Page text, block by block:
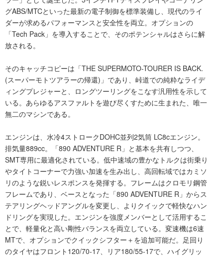
グABS/MTCといった最新の電子制御を標準装備し、現代のライ
ダーが求めるパフォーマンスと安全性を両立。オプションの
「Tech Pack」を導入することで、そのポテンシャルはさらに解
放される。
そのキャッチコピーは「THE SUPERMOTO-TOURER IS BACK.
(スーパーモトツアラーの帰還)」であり、峠道での純粋なライデ
ィングプレジャーと、ロングツーリングをこなす汎用性を示して
いる。あらゆるアスファルトを遊び尽くすために生まれた、唯一
無二のマシンである。
エンジンは、水冷4ストロークDOHC並列2気筒 LC8cエンジン。
排気量889cc。「890 ADVENTURE R」と基本を共有しつつ、
SMT専用に最適化されている。低中速域の豊かなトルクは街乗り
やタイトコーナーで力強い加速を生み出し、高回転域ではカミソ
リのような鋭いレスポンスを発揮する。フレームはクロモリ鋼管
フレームであり、ベースとなった「890 ADVENTURE R」からス
テアリングヘッドアングルを変更し、よりクイックで軽快なハン
ドリングを実現した。エンジンを強度メンバーとして活用するこ
とで、軽量化と高い剛性バランスを両立している。変速機は6速
MTで、オプションでクイックシフター＋を追加可能だ。足回り
のタイヤはフロント120/70-17、リア180/55-17で、ハイグリッ